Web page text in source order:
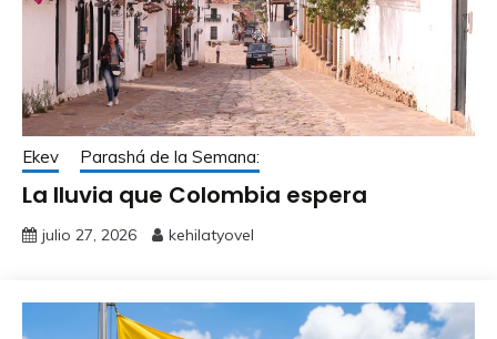
Ekev Parashá de la Semana:
La lluvia que Colombia espera
julio 27, 2026 kehilatyovel